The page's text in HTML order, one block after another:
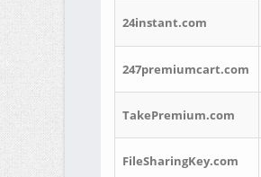
24instant.com
247premiumcart.com
TakePremium.com
FileSharingKey.com